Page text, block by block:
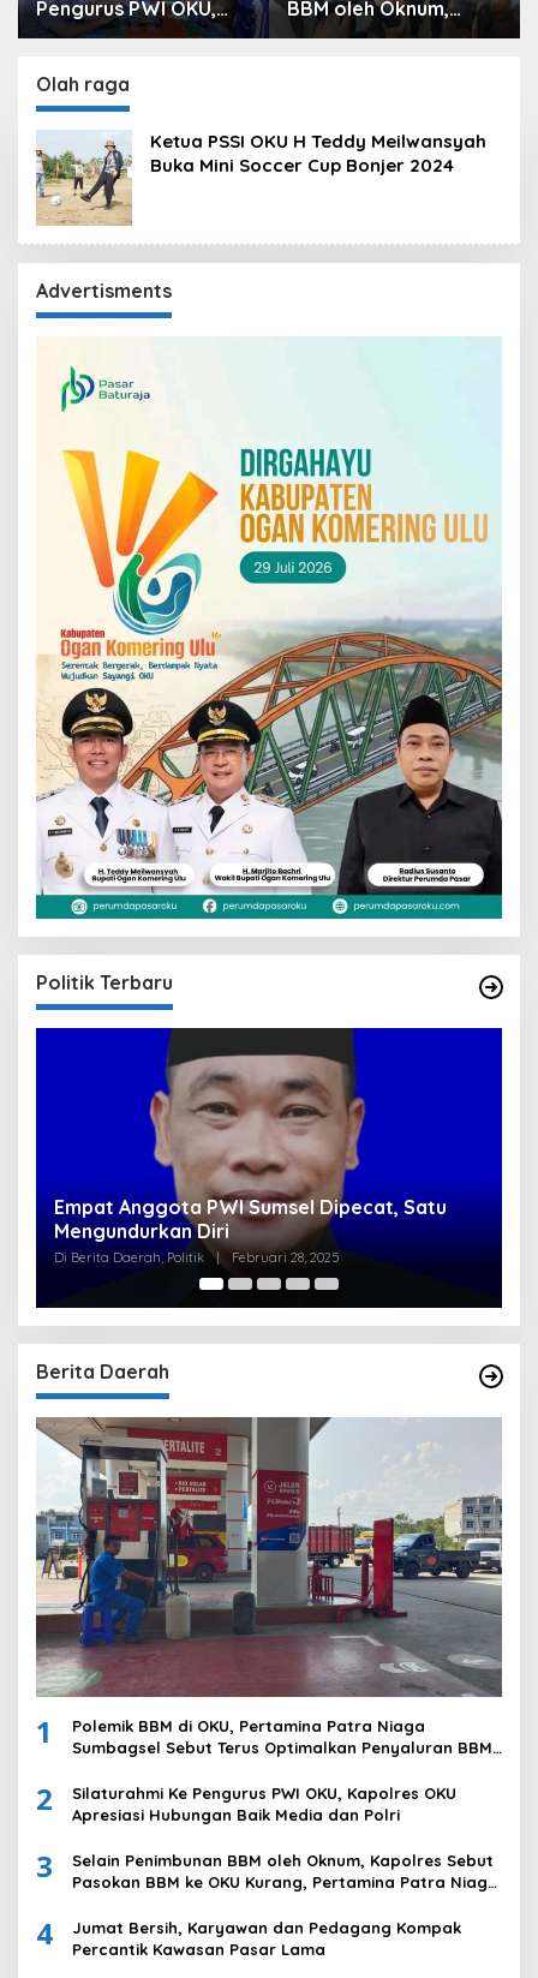
Pengurus PWI OKU,
Kapolres OKU
Baik Media dan Polri
BBM oleh Oknum,
Kapolres Sebut
Olah raga
Ketua PSSI OKU H Teddy Meilwansyah
Buka Mini Soccer Cup Bonjer 2024
Advertisments
Politik Terbaru
Anggota PWI Sumsel Dipecat, Satu
Diri
Daerah, Politik | Februari 28, 2025
Clear,
Tirta Raja
Bersyarat
Berita Daerah
1
Polemik BBM di OKU, Pertamina Patra Niaga
Sumbagsel Sebut Terus Optimalkan Penyaluran BBM
Komering Ulu
2
Silaturahmi Ke Pengurus PWI OKU, Kapolres OKU
Apresiasi Hubungan Baik Media dan Polri
3
Selain Penimbunan BBM oleh Oknum, Kapolres Sebut
Pasokan BBM ke OKU Kurang, Pertamina Patra Niaga
4
Jumat Bersih, Karyawan dan Pedagang Kompak
Percantik Kawasan Pasar Lama